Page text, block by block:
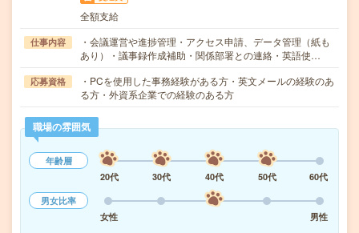
全額支給
仕事内容
・会議運営や進捗管理・アクセス申請、データ管理（紙も
あり）・議事録作成補助・関係部署との連絡・英語使…
応募資格
・PCを使用した事務経験がある方・英文メールの経験のあ
る方・外資系企業での経験のある方
職場の雰囲気
年齢層
20代
30代 40代 50代
60代
男女比率
女性
男性